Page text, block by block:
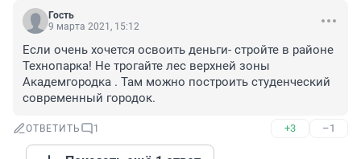
Гость
9 марта 2021, 15:12
Если очень хочется освоить деньги- стройте в районе
Технопарка! Не трогайте лес верхней зоны
Академгородка . Там можно построить студенческий
современный городок.
ОТВЕТИТЬ 1 +3 –1